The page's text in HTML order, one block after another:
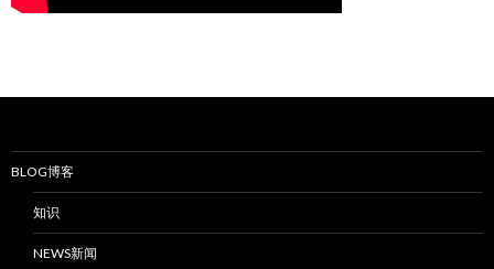
BLOG博客
知识
NEWS新闻